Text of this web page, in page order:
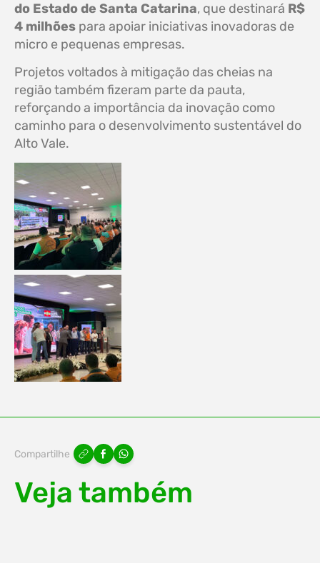
do Estado de Santa Catarina, que destinará R$
4 milhões para apoiar iniciativas inovadoras de
micro e pequenas empresas.
Projetos voltados à mitigação das cheias na
região também fizeram parte da pauta,
reforçando a importância da inovação como
caminho para o desenvolvimento sustentável do
Alto Vale.
Compartilhe
Veja também